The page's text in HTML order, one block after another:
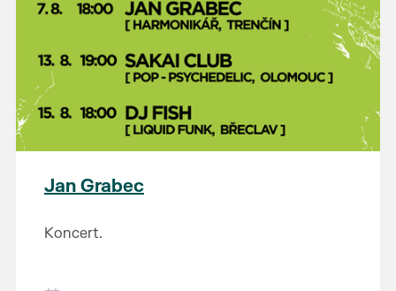
Jan Grabec
Koncert.